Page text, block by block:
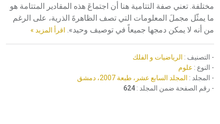
مختلفة. تعني صفة التتامية هنا أن اجتماعَ هذه المقادير المتتامة هو
ما يمثّل مجملَ المعلومات التي تصف الظاهرةَ الذرية، على الرغم
من أنه لا يمكن دمجها جميعاً في توصيف وحيد». اقرأ المزيد »
- التصنيف : الرياضيات و الفلك
- النوع : علوم
- المجلد : المجلد السابع عشر، طبعة 2007، دمشق
- رقم الصفحة ضمن المجلد : 624